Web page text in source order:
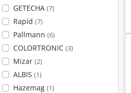
GETECHA (7)
Rapid (7)
Pallmann (6)
COLORTRONIC (3)
Mizar (2)
ALBIS (1)
Hazemag (1)